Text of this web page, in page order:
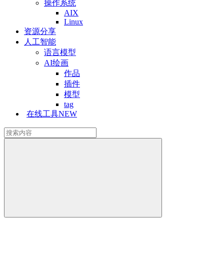
操作系统
AIX
Linux
资源分享
人工智能
语言模型
AI绘画
作品
插件
模型
tag
在线工具NEW